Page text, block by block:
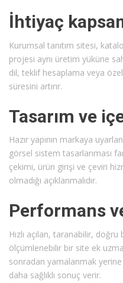
İhtiyaç
Kurumsal tanıtım sitesi,
projesi aynı üretim yüküne
dil, teklif hesaplama veya
süresini artırır.
Tasarım ve
Hazır yapının markaya
görsel sistem tasarlanması
çekimi, ürün girişi ve çeviri
olmadığı açıklanmalıdır.
Performans
Hızlı açılan, taranabilir,
ölçümlenebilir bir site ek
sonradan yamalanmak
daha sağlıklı sonuç verir.